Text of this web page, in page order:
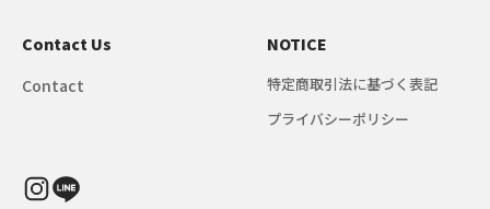
Contact Us
Contact
NOTICE
特定商取引法に基づく表記
プライバシーポリシー